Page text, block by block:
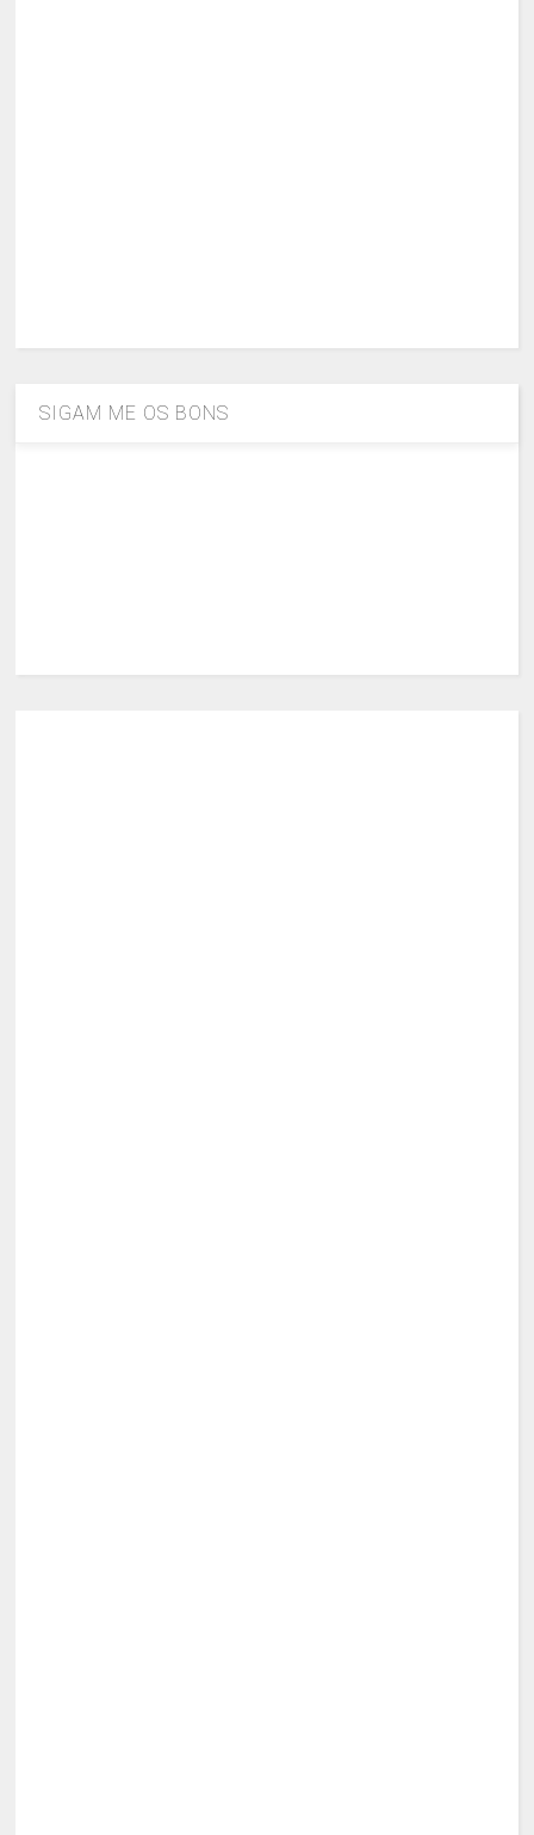
SIGAM ME OS BONS